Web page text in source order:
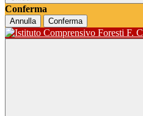
Conferma
Annulla Conferma